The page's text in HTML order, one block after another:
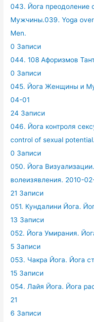
043. Йога
Мужчины.039. Yoga
Men.
0 Записи
044. 108 Афоризмов
0 Записи
045. Йога Женщины и
04-01
24 Записи
046. Йога контроля
control of sexual potential.
0 Записи
050. Йога
волеизявления. 2010-
21 Записи
051. Кундалини Йога.
13 Записи
052. Йога Умирания.
5 Записи
053. Чакра Йога. Йога
15 Записи
054. Лайя Йога. Йога
21
6 Записи